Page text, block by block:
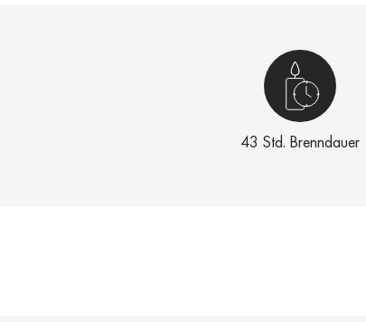
43 Std. Brenndauer